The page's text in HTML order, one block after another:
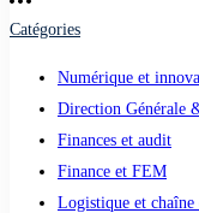
Catégories
Numérique et
Direction Générale
Finances et audit
Finance et FEM
Logistique et